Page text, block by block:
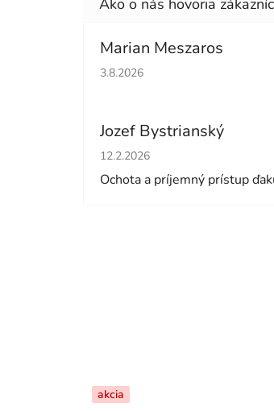
Marian Meszaros
Hodnotenie obchodu je 5 z 5
3.8.2026
Jozef Bystrianský
Hodnotenie obchodu je 5 z 5
12.2.2026
Ochota a príjemný prístup
akcia